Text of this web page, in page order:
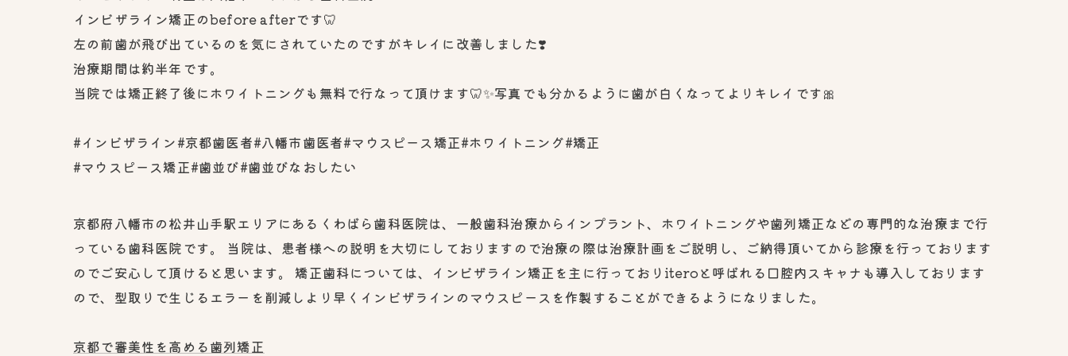
インビザライン矯正のbefore afterです🦷
左の前歯が飛び出ているのを気にされていたのですがキレイに改善しました❣️
治療期間は約半年です。
当院では矯正終了後にホワイトニングも無料で行なって頂けます🦷✨写真でも分かるように歯が白くなってよりキレイです🎀
#インビザライン#京都歯医者#八幡市歯医者#マウスピース矯正#ホワイトニング#矯正
#マウスピース矯正#歯並び#歯並びなおしたい
京都府八幡市の松井山手駅エリアにあるくわばら歯科医院は、一般歯科治療からインプラント、ホワイトニングや歯列矯正などの専門的な治療まで行
っている歯科医院です。 当院は、患者様への説明を大切にしておりますので治療の際は治療計画をご説明し、ご納得頂いてから診療を行っております
のでご安心して頂けると思います。 矯正歯科については、インビザライン矯正を主に行っておりiteroと呼ばれる口腔内スキャナも導入しております
ので、型取りで生じるエラーを削減しより早くインビザラインのマウスピースを作製することができるようになりました。
京都で審美性を高める歯列矯正